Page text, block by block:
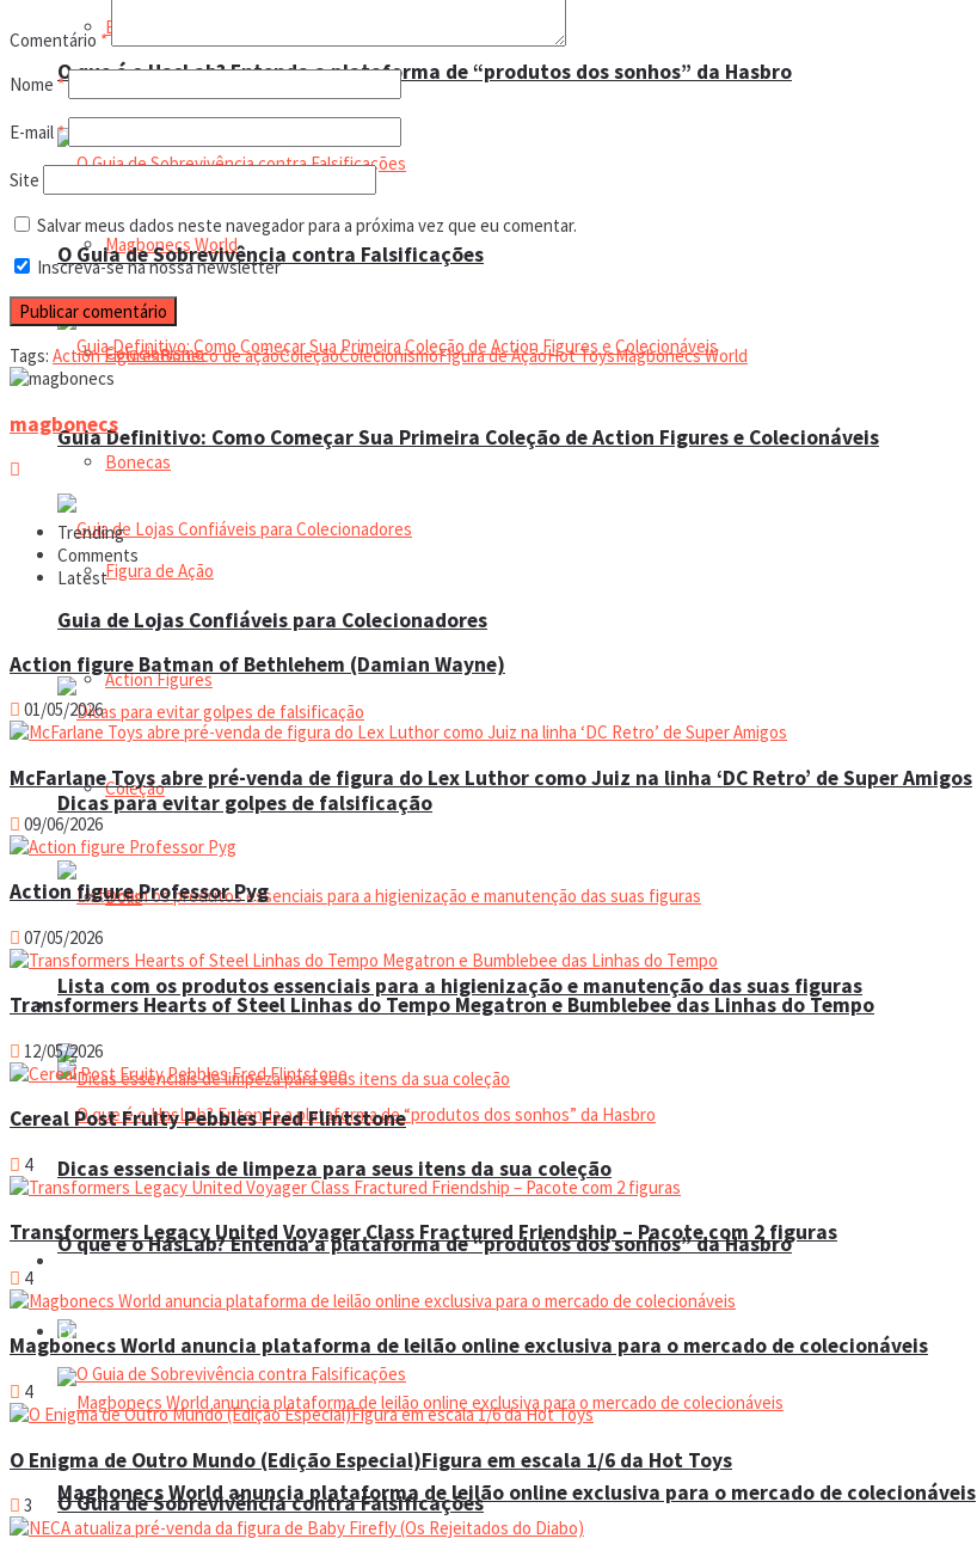
Boneco de ação
Magbonecs World
Colecionismo
Bonecas
Figura de Ação
Action Figures
Coleção
Dolls
Manual do colecionador
O que é o HasLab? Entenda a plataforma de “produtos dos sonhos” da Hasbro
O Guia de Sobrevivência contra Falsificações
O que é o HasLab? Entenda a plataforma de “produtos dos sonhos” da Hasbro
O Guia de Sobrevivência contra Falsificações
Guia Definitivo: Como Começar Sua Primeira Coleção de Action Figures e Colecionáveis
Guia de Lojas Confiáveis para Colecionadores
Dicas para evitar golpes de falsificação
Lista com os produtos essenciais para a higienização e manutenção das suas figuras
Dicas essenciais de limpeza para seus itens da sua coleção
Espaço do colecionador
Eventos
Magbonecs World anuncia plataforma de leilão online exclusiva para o mercado de colecionáveis
Comentário *
Nome *
E-mail*
Site
Salvar meus dados neste navegador para a próxima vez que eu comentar.
Inscreva-se na nossa newsletter
Tags: Action FiguresBoneco de açãoColeçãoColecionismoFigura de AçãoHot ToysMagbonecs World
magbonecs
Trending
Comments
Latest
Action figure Batman of Bethlehem (Damian Wayne)
01/05/2026
McFarlane Toys abre pré-venda de figura do Lex Luthor como Juiz na linha ‘DC Retro’ de Super Amigos
09/06/2026
Action figure Professor Pyg
07/05/2026
Transformers Hearts of Steel Linhas do Tempo Megatron e Bumblebee das Linhas do Tempo
12/05/2026
Cereal Post Fruity Pebbles Fred Flintstone
4
Transformers Legacy United Voyager Class Fractured Friendship – Pacote com 2 figuras
4
Magbonecs World anuncia plataforma de leilão online exclusiva para o mercado de colecionáveis
4
O Enigma de Outro Mundo (Edição Especial)Figura em escala 1/6 da Hot Toys
3